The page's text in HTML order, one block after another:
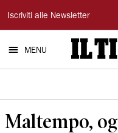
Il
Tirreno
Iscriviti alle Newsletter
MENU
Maltempo,